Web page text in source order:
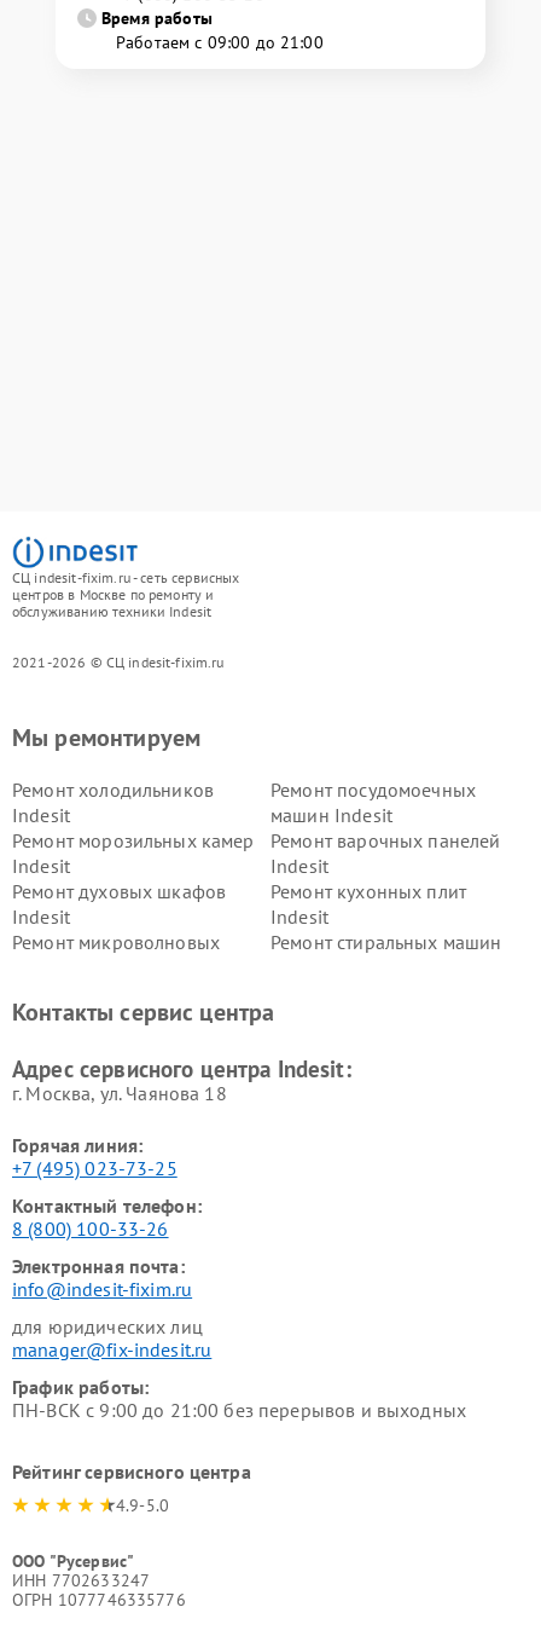
Время работы
Работаем с 09:00 до 21:00
СЦ indesit-fixim.ru - сеть сервисных
центров в Москве по ремонту и
обслуживанию техники Indesit
2021-2026 © СЦ indesit-fixim.ru
Мы ремонтируем
Ремонт холодильников
Indesit
Ремонт посудомоечных
машин Indesit
Ремонт морозильных камер
Indesit
Ремонт варочных панелей
Indesit
Ремонт духовых шкафов
Indesit
Ремонт кухонных плит
Indesit
Ремонт микроволновых
Ремонт стиральных машин
Indesit
Indesit
Контакты сервис центра
Адрес сервисного центра Indesit:
г. Москва, ул. Чаянова 18
Горячая линия:
+7 (495) 023-73-25
Контактный телефон:
8 (800) 100-33-26
Электронная почта:
info@indesit-fixim.ru
для юридических лиц
manager@fix-indesit.ru
График работы:
ПН-ВСК с 9:00 до 21:00 без перерывов и выходных
Рейтинг сервисного центра
4.9-5.0
ООО "Русервис"
ИНН 7702633247
ОГРН 1077746335776